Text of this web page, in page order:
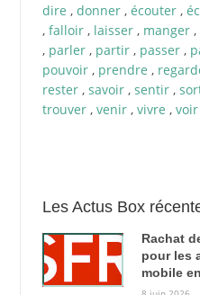
dire , donner, écouter,
, falloir, laisser, manger,
, parler, partir, passer,
pouvoir, prendre ,
rester, savoir, sentir,
trouver, venir, vivre , voir
Les Actus Box
Rachat
pour les
mobile